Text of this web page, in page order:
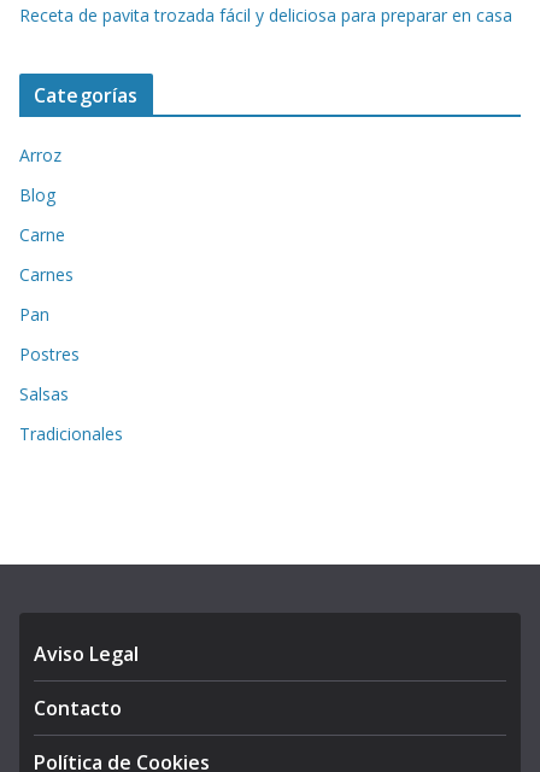
Receta de pavita trozada fácil y deliciosa para preparar en casa
Categorías
Arroz
Blog
Carne
Carnes
Pan
Postres
Salsas
Tradicionales
Aviso Legal
Contacto
Política de Cookies